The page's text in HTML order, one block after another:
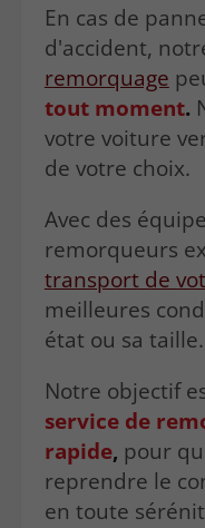
En cas de
d'accident,
remorquage
tout moment.
votre voiture
de votre choix.
Avec des
remorqueurs
transport de
meilleures
état ou sa taille.
Notre objectif
service de
rapide, pour
reprendre le
en toute